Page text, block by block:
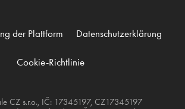
der Plattform Datenschutzerklärung
Cookie-Richtlinie
CZ s.r.o., IČ: 17345197, CZ17345197